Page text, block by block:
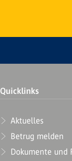
Quicklinks
Aktuelles
Betrug melden
Dokumente und